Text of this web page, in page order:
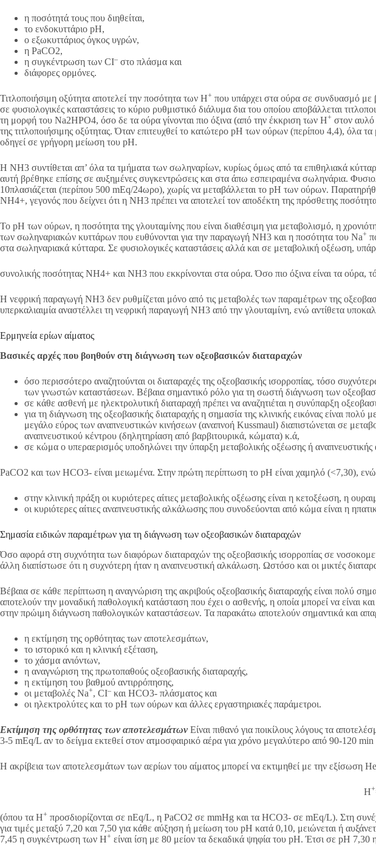
η ποσότητά τους που διηθείται,
το ενδοκυττάριο pH,
ο εξωκυττάριος όγκος υγρών,
η PaCO2,
η συγκέντρωση των CI– στο πλάσμα και
διάφορες ορμόνες.
Τιτλοποιήσιμη οξύτητα αποτελεί την ποσότητα των Η+ που υπάρχει στα ούρα σε συνδυασμό με
σε φυσιολογικές καταστάσεις το κύριο ρυθμιστικό διάλυμα δια του οποίου αποβάλλεται
τη μορφή του Na2HPO4, όσο δε τα ούρα γίνονται πιο όξινα (από την έκκριση των Η+ στον αυλό
της τιτλοποιήσιμης οξύτητας. Όταν επιτευχθεί το κατώτερο pH των ούρων (περίπου 4,4),
οδηγεί σε γρήγορη μείωση του pH.
Η ΝΗ3 συντίθεται απ’ όλα τα τμήματα των σωληναρίων, κυρίως όμως από τα επιθηλιακά
αυτή βρέθηκε επίσης σε αυξημένες συγκεντρώσεις και στα άπω εσπειραμένα σωληνάρια.
10πλασιάζεται (περίπου 500 mEq/24ωρο), χωρίς να μεταβάλλεται το pH των ούρων.
ΝΗ4+, γεγονός που δείχνει ότι η ΝΗ3 πρέπει να αποτελεί τον αποδέκτη της πρόσθετης
Το pH των ούρων, η ποσότητα της γλουταμίνης που είναι διαθέσιμη για μεταβολισμό, η
των σωληναριακών κυττάρων που ευθύνονται για την παραγωγή NH3 και η ποσότητα του Na+
στα σωληναριακά κύτταρα. Σε φυσιολογικές καταστάσεις αλλά και σε μεταβολική οξέωση,
συνολικής ποσότητας NH4+ και NH3 που εκκρίνονται στα ούρα. Όσο πιο όξινα είναι τα
Η νεφρική παραγωγή NH3 δεν ρυθμίζεται μόνο από τις μεταβολές των παραμέτρων της
υπερκαλιαιμία αναστέλλει τη νεφρική παραγωγή ΝΗ3 από την γλουταμίνη, ενώ αντίθετα
Ερμηνεία ερίων αίματος
Βασικές αρχές που βοηθούν στη διάγνωση των οξεοβασικών διαταραχών
όσο περισσότερο αναζητούνται οι διαταραχές της οξεοβασικής ισορροπίας, τόσο
των γνωστών καταστάσεων. Βέβαια σημαντικό ρόλο για τη σωστή διάγνωση των
σε κάθε ασθενή με ηλεκτρολυτική διαταραχή πρέπει να αναζητιέται η συνύπαρξη
για τη διάγνωση της οξεοβασικής διαταραχής η σημασία της κλινικής εικόνας είναι
μεγάλο εύρος των αναπνευστικών κινήσεων (αναπνοή Kussmaul) διαπιστώνεται σε
αναπνευστικού κέντρου (δηλητηρίαση από βαρβιτουρικά, κώματα) κ.ά,
σε κώμα ο υπεραερισμός υποδηλώνει την ύπαρξη μεταβολικής οξέωσης ή
PaCO2 και των HCO3- είναι μειωμένα. Στην πρώτη περίπτωση το pH είναι χαμηλό (<7,30),
στην κλινική πράξη οι κυριότερες αίτιες μεταβολικής οξέωσης είναι η κετοξέωση, η
οι κυριότερες αίτιες αναπνευστικής αλκάλωσης που συνοδεύονται από κώμα είναι η
Σημασία ειδικών παραμέτρων για τη διάγνωση των οξεοβασικών διαταραχών
Όσο αφορά στη συχνότητα των διαφόρων διαταραχών της οξεοβασικής ισορροπίας σε
άλλη διαπίστωσε ότι η συχνότερη ήταν η αναπνευστική αλκάλωση. Ωστόσο και οι μικτές
Βέβαια σε κάθε περίπτωση η αναγνώριση της ακριβούς οξεοβασικής διαταραχής είναι πολύ
αποτελούν την μοναδική παθολογική κατάσταση που έχει ο ασθενής, η οποία μπορεί να είναι
στην πρώιμη διάγνωση παθολογικών καταστάσεων. Τα παρακάτω αποτελούν σημαντικά και
η εκτίμηση της ορθότητας των αποτελεσμάτων,
το ιστορικό και η κλινική εξέταση,
το χάσμα ανιόντων,
η αναγνώριση της πρωτοπαθούς οξεοβασικής διαταραχής,
η εκτίμηση του βαθμού αντιρρόπησης,
οι μεταβολές Na+, CI– και HCO3- πλάσματος και
οι ηλεκτρολύτες και το pH των ούρων και άλλες εργαστηριακές παράμετροι.
Εκτίμηση της ορθότητας των αποτελεσμάτωνΕίναι πιθανό για ποικίλους λόγους τα
3-5 mEq/L αν το δείγμα εκτεθεί στον ατμοσφαιρικό αέρα για χρόνο μεγαλύτερο από 90-120 min
Η ακρίβεια των αποτελεσμάτων των αερίων του αίματος μπορεί να εκτιμηθεί με την εξίσωση
Η+
(όπου τα H+ προσδιορίζονται σε nEq/L, η PaCO2 σε mmHg και τα HCO3- σε mEq/L). Στη
για τιμές μεταξύ 7,20 και 7,50 για κάθε αύξηση ή μείωση του pH κατά 0,10, μειώνεται ή
7,45 η συγκέντρωση των Η+ είναι ίση με 80 μείον τα δεκαδικά ψηφία του pH. Έτσι σε pH